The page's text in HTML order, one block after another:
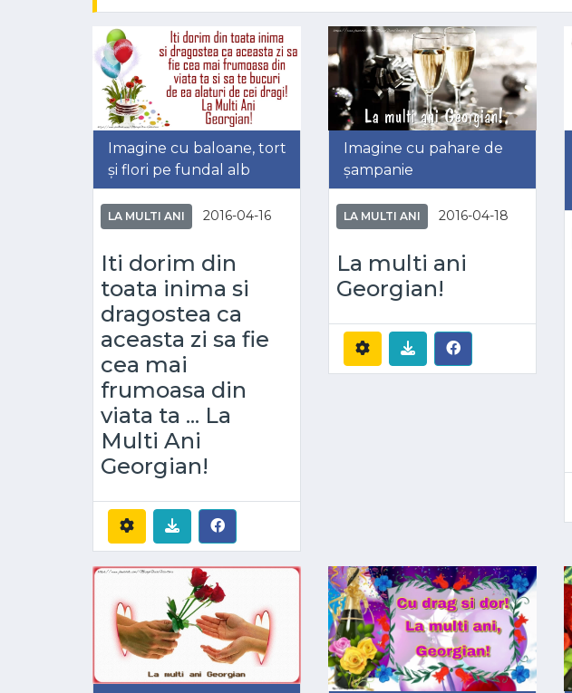
Imagine cu baloane, tort
și flori pe fundal alb
LA MULTI ANI 2016-04-16
Iti dorim din
toata inima si
dragostea ca
aceasta zi sa fie
cea mai
frumoasa din
viata ta ... La
Multi Ani
Georgian!
Imagine cu pahare de
șampanie
LA MULTI ANI 2016-04-18
La multi ani
Georgian!